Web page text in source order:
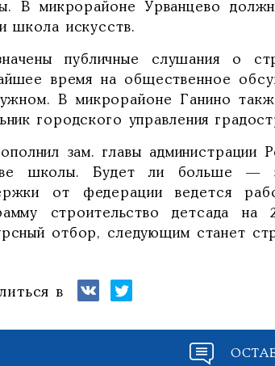
В микрорайоне Урванцево
школа искусств.
публичные слушания о
время на общественное
В микрорайоне Ганино
городского управления
зам. главы
школы. Будет ли больше —
от федерации ведется
строительство детсада
отбор, следующим станет
в